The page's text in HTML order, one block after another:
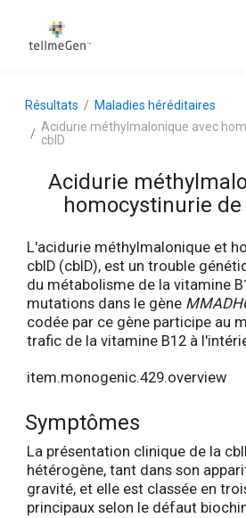
Résultats
Maladies héréditaires
Acidurie méthylmalonique avec
cblD
Acidurie
homocystinurie
L'acidurie méthylmalonique et
cblD (cblD), est un trouble
du métabolisme de la vitamine
mutations dans le gène
codée par ce gène participe au
trafic de la vitamine B12 à
item.monogenic.429.overview
Symptômes
La présentation clinique de la
hétérogène, tant dans son
gravité, et elle est classée en
principaux selon le défaut